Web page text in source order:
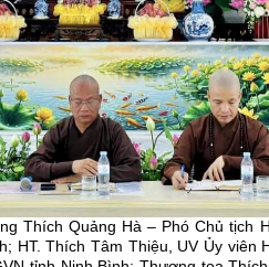
Thích Quảng Hà – Phó Chủ tịch
HT. Thích Tâm Thiệu, UV Ủy viên